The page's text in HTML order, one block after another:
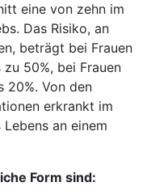
eine von zehn im
Das Risiko, an
beträgt bei Frauen
50%, bei Frauen
20%. Von den
erkrankt im
an einem
Form sind: